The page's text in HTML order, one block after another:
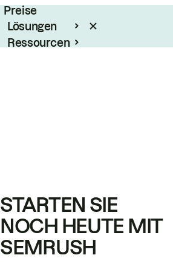
Preise
Lösungen
Ressourcen
STARTEN SIE
NOCH HEUTE MIT
SEMRUSH